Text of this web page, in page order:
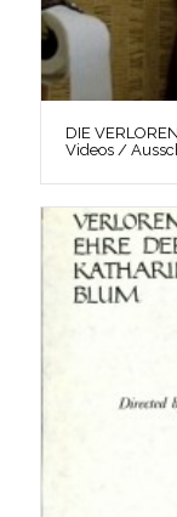
DIE
Videos /